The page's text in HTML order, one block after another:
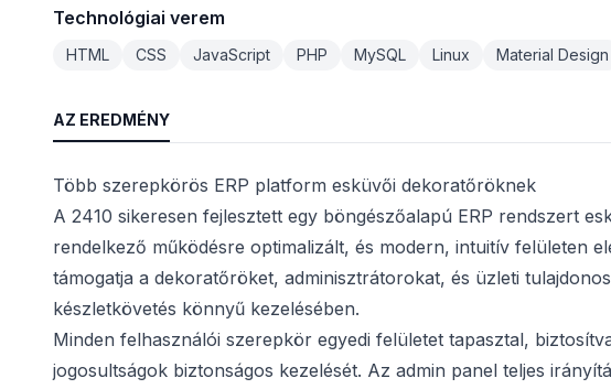
Technológiai verem
HTML CSS JavaScript PHP MySQL Linux Material Design
AZ EREDMÉNY
Több szerepkörös ERP platform esküvői dekoratőröknek
A 2410 sikeresen fejlesztett egy böngészőalapú ERP rendszert
rendelkező működésre optimalizált, és modern, intuitív felületen
támogatja a dekoratőröket, adminisztrátorokat, és üzleti
készletkövetés könnyű kezelésében.
Minden felhasználói szerepkör egyedi felületet tapasztal,
jogosultságok biztonságos kezelését. Az admin panel teljes